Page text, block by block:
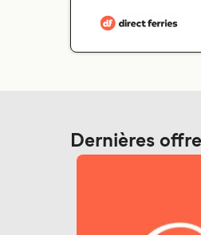
Dernières